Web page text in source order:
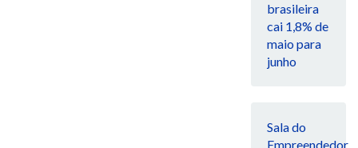
brasileira
cai 1,8% de
maio para
junho
Sala do
Empreendedor